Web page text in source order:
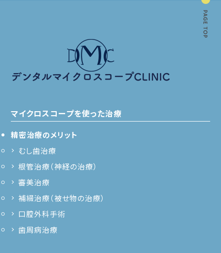
マイクロスコープを使った治療
精密治療のメリット
むし歯治療
根管治療（神経の治療）
審美治療
補綴治療（被せ物の治療）
口腔外科手術
歯周病治療